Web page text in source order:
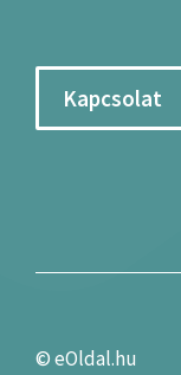
Kapcsolat
©eOldal.hu